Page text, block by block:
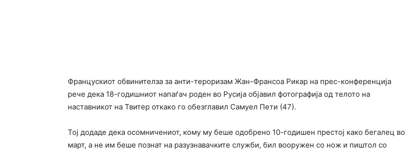
Францускиот обвинителза за анти-тероризам Жан-Франсоа Рикар на прес-конференција
рече дека 18-годишниот напаѓач роден во Русија објавил фотографија од телото на
наставникот на Твитер откако го обезглавил Самуел Пети (47).
Тој додаде дека осомничениот, кому му беше одобрено 10-годишен престој како бегалец во
март, а не им беше познат на разузнавачките служби, бил вооружен со нож и пиштол со